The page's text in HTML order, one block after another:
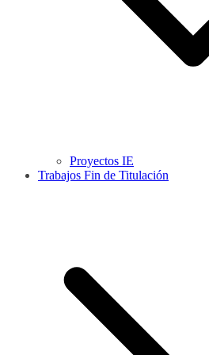
Proyectos IE
Trabajos Fin de Titulación